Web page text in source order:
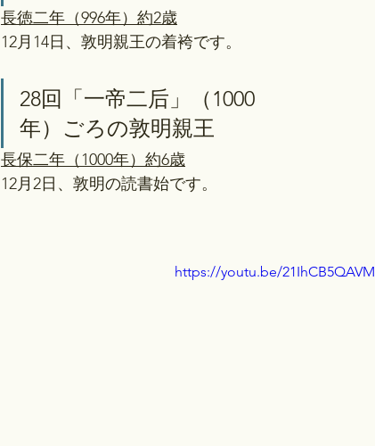
長徳二年（996年）約2歳
12月14日、敦明親王の着袴です。
28回「一帝二后」（1000
年）ごろの敦明親王
長保二年（1000年）約6歳
12月2日、敦明の読書始です。
https://youtu.be/21IhCB5QAVM